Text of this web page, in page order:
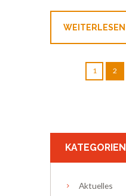
WEITERLESEN
1 2
KATEGORIEN
Aktuelles